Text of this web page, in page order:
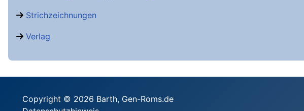
Strichzeichnungen
Verlag
Copyright © 2026 Barth, Gen-Roms.de